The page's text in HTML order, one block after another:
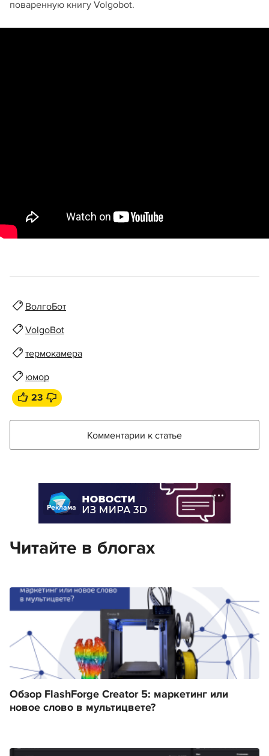
поваренную книгу Volgobot.
ВолгоБот
VolgoBot
термокамера
юмор
23
Комментарии к статье
Реклама
Читайте в блогах
Обзор FlashForge Creator 5: маркетинг или
новое слово в мультицвете?